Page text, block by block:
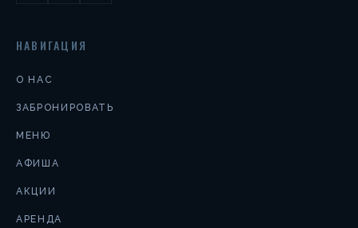
НАВИГАЦИЯ
О НАС
ЗАБРОНИРОВАТЬ
МЕНЮ
АФИША
АКЦИИ
АРЕНДА